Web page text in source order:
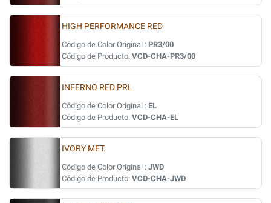
HIGH PERFORMANCE RED
Código de Color Original : PR3/00
Código de Producto: VCD-CHA-PR3/00
INFERNO RED PRL
Código de Color Original : EL
Código de Producto: VCD-CHA-EL
IVORY MET.
Código de Color Original : JWD
Código de Producto: VCD-CHA-JWD